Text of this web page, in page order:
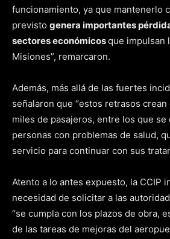
funcionamiento, ya que mantenerlo
previsto genera importantes
sectores económicosque impulsan
Misiones”, remarcaron.
Además, más allá de las fuertes
señalaron que “estos retrasos
miles de pasajeros, entre los que se
personas con problemas de salud,
servicio para continuar con sus
Atento a lo antes expuesto, la CCIP
necesidad de solicitar a las
“se cumpla con los plazos de obra,
de las tareas de mejoras del